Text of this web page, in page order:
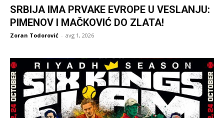
SRBIJA IMA PRVAKE EVROPE U VESLANJU:
PIMENOV I MAČKOVIĆ DO ZLATA!
Zoran Todorović - avg 1, 2026